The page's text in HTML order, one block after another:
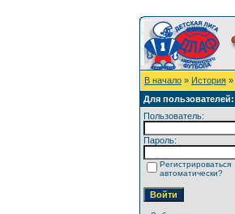
В начало » История »
Для пользователей:
Пользователь:
Пароль:
Регистрироваться
автоматически?